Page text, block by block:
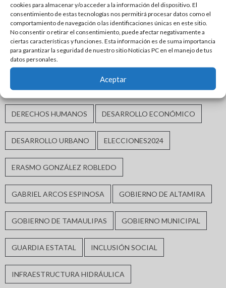
cookies para almacenar y/o acceder a la información del dispositivo. El
consentimiento de estas tecnologías nos permitirá procesar datos como el
comportamiento de navegación o las identificaciones únicas en este sitio.
No consentir o retirar el consentimiento, puede afectar negativamente a
ciertas características y funciones. Esta información es de suma importancia
para garantizar la seguridad de nuestro sitio Noticias PC en el manejo de tus
datos personales.
Aceptar
CALIDAD DE VIDA CHUCHO NADER
CIUDAD MADERO CIUDAD VICTORIA
CLAUDIA SHEINBAUM
DERECHOS HUMANOS DESARROLLO ECONÓMICO
DESARROLLO URBANO ELECCIONES2024
ERASMO GONZÁLEZ ROBLEDO
GABRIEL ARCOS ESPINOSA GOBIERNO DE ALTAMIRA
GOBIERNO DE TAMAULIPAS GOBIERNO MUNICIPAL
GUARDIA ESTATAL INCLUSIÓN SOCIAL
INFRAESTRUCTURA HIDRÁULICA